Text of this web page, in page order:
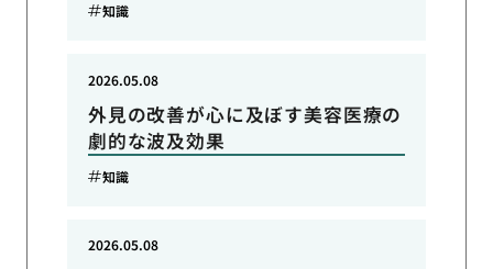
知識
外見の改善が心に及ぼす美容医療の
劇的な波及効果
2026.05.08
知識
2026.05.08